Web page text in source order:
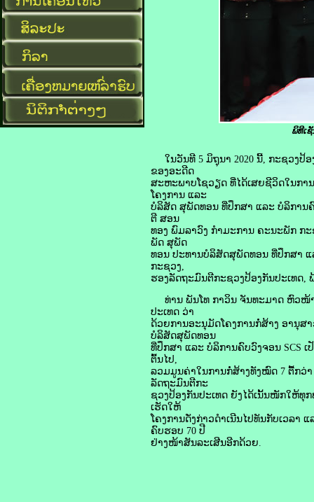
ພິທີເ
ໃນວັນທີ 5 ມິຖຸນາ 2020 ນີ້, ກະຊວງປ້
ຂອງອະດີດ
ສະຫະພາບໂຊວຽດ ທີ່ໄດ້ເສຍຊີວິດໃນກາ
ໂຄງການ ແລະ
ບໍລິສັດ ສຸພັດທອນ ທີ່ປຶກສາ ແລະ ບໍລິການ
ຕີ ສອນ
ທອງ ພົມລາວົງ ກໍາມະການ ຄະນະພັກ ກ
ພັດ ສຸພັດ
ທອນ ປະທານບໍລິສັດສຸພັດທອນ ທີ່ປຶກສາ ແ
ກະຊວງ,
ຮອງລັດຖະມົນຕີກະຊວງປ້ອງກັນປະເທດ,
ທ່ານ ພັນໂທ ກາວິນ ຈັນທະມາດ ຫົວໜ້
ປະເທດ ວ່າ
ດ້ວຍການອະນຸມັດໂຄງການກໍ່ສ້າງ ອານຸ
ບໍລິສັດສຸພັດທອນ
ທີ່ປຶກສາ ແລະ ບໍລິການຄົບວົງຈອນ SCS
ຕົ້ນໄປ,
ລວມມູນຄ່າໃນການກໍ່ສ້າງທັງໝົດ 7 ຕື້ກວ່າ
ລັດຖະມົນຕີກະ
ຊວງປ້ອງກັນປະເທດ ຍັງໄດ້ເນັ້ນໜັກໃຫ້
ເຮັດໃຫ້
ໂຄງການດັ່ງກ່າວດຳເນີນໄປທັນກັບເວລ
ຄົບຮອບ 70 ປີ
ຢ່າງໜ້າສັນລະເສີນອີກດ້ວຍ.